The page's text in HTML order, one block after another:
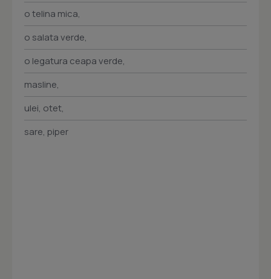
o telina mica,
o salata verde,
o legatura ceapa verde,
masline,
ulei, otet,
sare, piper